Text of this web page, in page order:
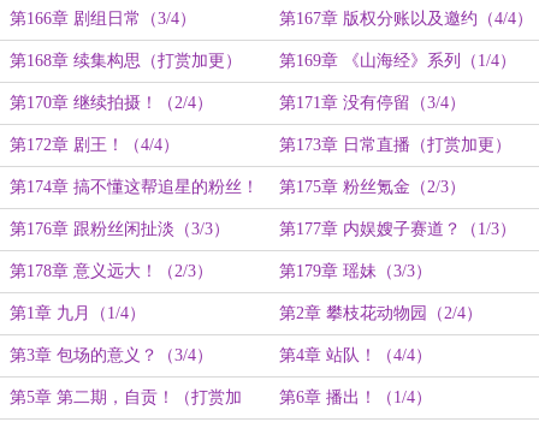
官（1/4）
第166章 剧组日常（3/4） 第167章 版权分账以及邀约（4/4）
第168章 续集构思（打赏加更） 第169章 《山海经》系列（1/4）
第170章 继续拍摄！（2/4） 第171章 没有停留（3/4）
第172章 剧王！（4/4） 第173章 日常直播（打赏加更）
第174章 搞不懂这帮追星的粉丝！
（1/3）
第175章 粉丝氪金（2/3）
第176章 跟粉丝闲扯淡（3/3） 第177章 内娱嫂子赛道？（1/3）
第178章 意义远大！（2/3） 第179章 瑶妹（3/3）
第1章 九月（1/4） 第2章 攀枝花动物园（2/4）
第3章 包场的意义？（3/4） 第4章 站队！（4/4）
第5章 第二期，自贡！（打赏加 第6章 播出！（1/4）